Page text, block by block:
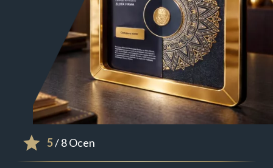
5/ 8 Ocen